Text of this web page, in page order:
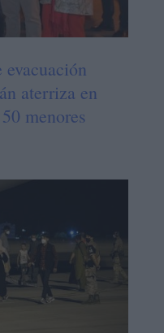
aterriza en
menores